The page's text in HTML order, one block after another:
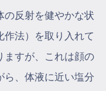
の反射を健やかな状
作法）を取り入れて
ますが、これは顔の
ら、体液に近い塩分